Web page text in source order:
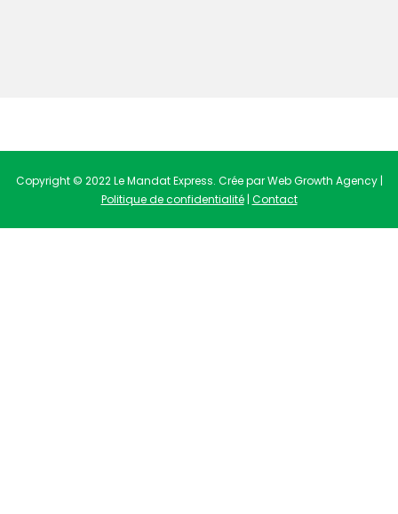
Copyright © 2022 Le Mandat Express. Crée par Web Growth Agency |
Politique de confidentialité| Contact